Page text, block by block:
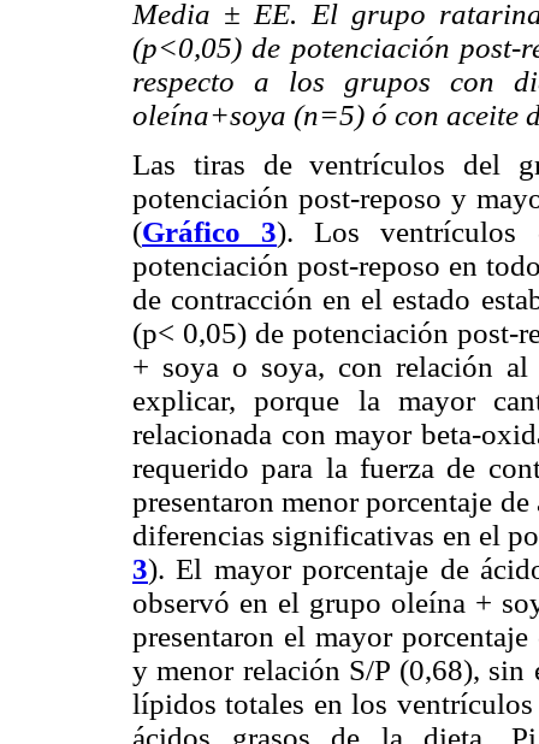
Media ± EE. El grupo
(p<0,05) de potenciación post-
respecto a los grupos con
oleína+soya (n=5) ó con aceite
Las tiras de ventrículos del
potenciación post-reposo y
(Gráfico 3). Los ventrículos
potenciación post-reposo en
de contracción en el estado
(p< 0,05) de potenciación post-
+ soya o soya, con relación al
explicar, porque la mayor
relacionada con mayor beta-
requerido para la fuerza de
presentaron menor porcentaje
diferencias significativas en el
3). El mayor porcentaje de
observó en el grupo oleína +
presentaron el mayor
y menor relación S/P (0,68), sin
lípidos totales en los
ácidos grasos de la dieta.